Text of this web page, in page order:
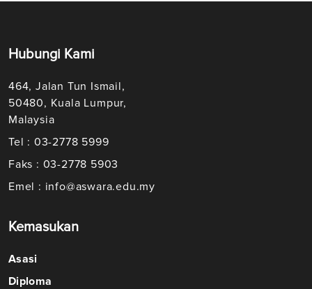
Hubungi Kami
464, Jalan Tun Ismail,
50480, Kuala Lumpur,
Malaysia
Tel : 03-2778 5999
Faks : 03-2778 5903
Emel : info@aswara.edu.my
Kemasukan
Asasi
Diploma